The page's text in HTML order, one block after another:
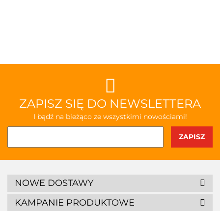
ZAPISZ SIĘ DO NEWSLETTERA
I bądź na bieżąco ze wszystkimi nowościami!
NOWE DOSTAWY
KAMPANIE PRODUKTOWE